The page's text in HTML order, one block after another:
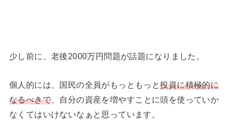
少し前に、老後2000万円問題が話題になりました。
個人的には、国民の全員がもっともっと投資に積極的に
なるべきで、自分の資産を増やすことに頭を使っていか
なくてはいけないなぁと思っています。